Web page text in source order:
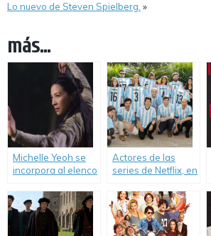
Lo nuevo de Steven Spielberg. »
más...
Michelle Yeoh se
incorpora al elenco
Actores de las
series de Netflix, en
estaremos con
ellos!